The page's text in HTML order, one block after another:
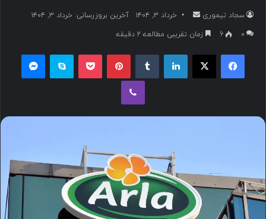
سجاد تیموری
ا
ا
ل
خرداد ۳, ۱۴۰۴
آخرین بروزرسانی: خرداد ۳, ۱۴۰۴
۰
6 زمان تقریبی مطالعه 2 دقیقه
فیسبوک ایکس لینکداین پینتریست پاکت اسکایپ
وایبر